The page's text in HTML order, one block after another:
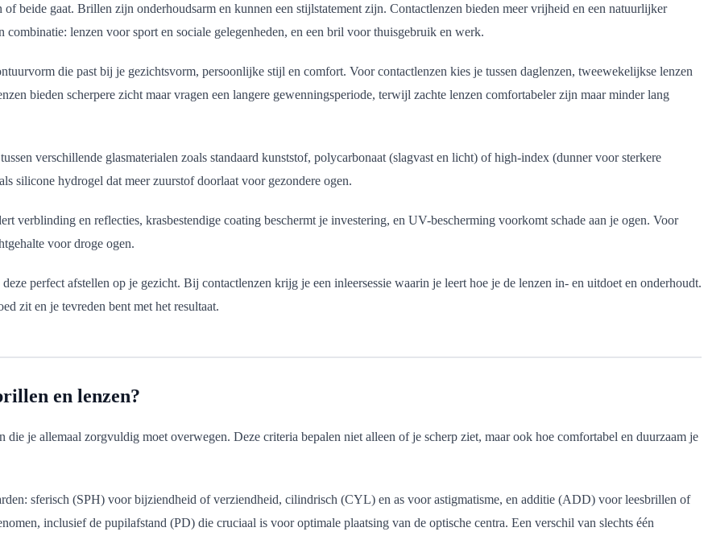
beide gaat. Brillen zijn onderhoudsarm en kunnen een stijlstatement zijn. Contactlenzen bieden meer vrijheid en een natuurlijker
lenzen voor sport en sociale gelegenheden, en een bril voor thuisgebruik en werk.
die past bij je gezichtsvorm, persoonlijke stijl en comfort. Voor contactlenzen kies je tussen daglenzen, tweewekelijkse lenzen
bieden scherpere zicht maar vragen een langere gewenningsperiode, terwijl zachte lenzen comfortabeler zijn maar minder lang
verschillende glasmaterialen zoals standaard kunststof, polycarbonaat (slagvast en licht) of high-index (dunner voor sterkere
silicone hydrogel dat meer zuurstof doorlaat voor gezondere ogen.
verblinding en reflecties, krasbestendige coating beschermt je investering, en UV-bescherming voorkomt schade aan je ogen. Voor
voor droge ogen.
perfect afstellen op je gezicht. Bij contactlenzen krijg je een inleersessie waarin je leert hoe je de lenzen in- en uitdoet en onderhoudt.
zit en je tevreden bent met het resultaat.
en lenzen?
je allemaal zorgvuldig moet overwegen. Deze criteria bepalen niet alleen of je scherp ziet, maar ook hoe comfortabel en duurzaam je
sferisch (SPH) voor bijziendheid of verziendheid, cilindrisch (CYL) en as voor astigmatisme, en additie (ADD) voor leesbrillen of
inclusief de pupilafstand (PD) die cruciaal is voor optimale plaatsing van de optische centra. Een verschil van slechts één